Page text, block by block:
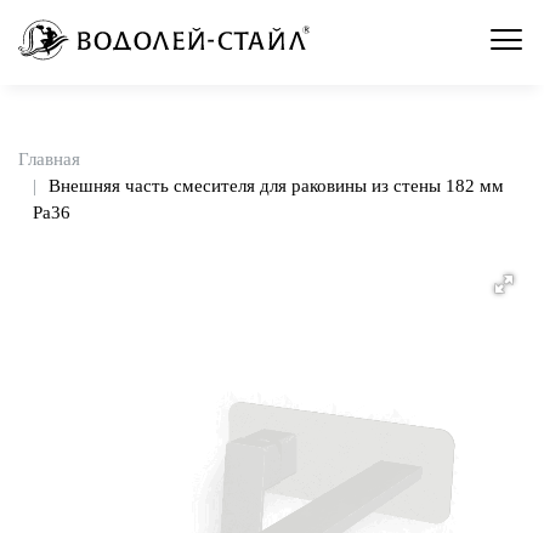
Главная
Внешняя часть смесителя для раковины из стены 182 мм
Pa36